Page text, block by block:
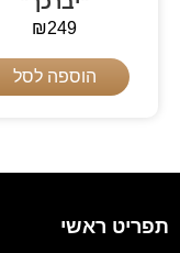
₪249
הוספה לסל
תפריט ראשי